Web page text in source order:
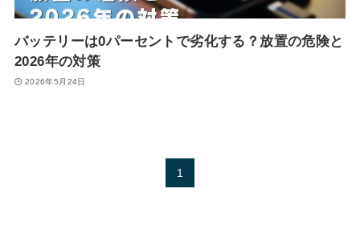
バッテリーは0パーセントで劣化する？放置の危険と
2026年の対策
2026年5月24日
1